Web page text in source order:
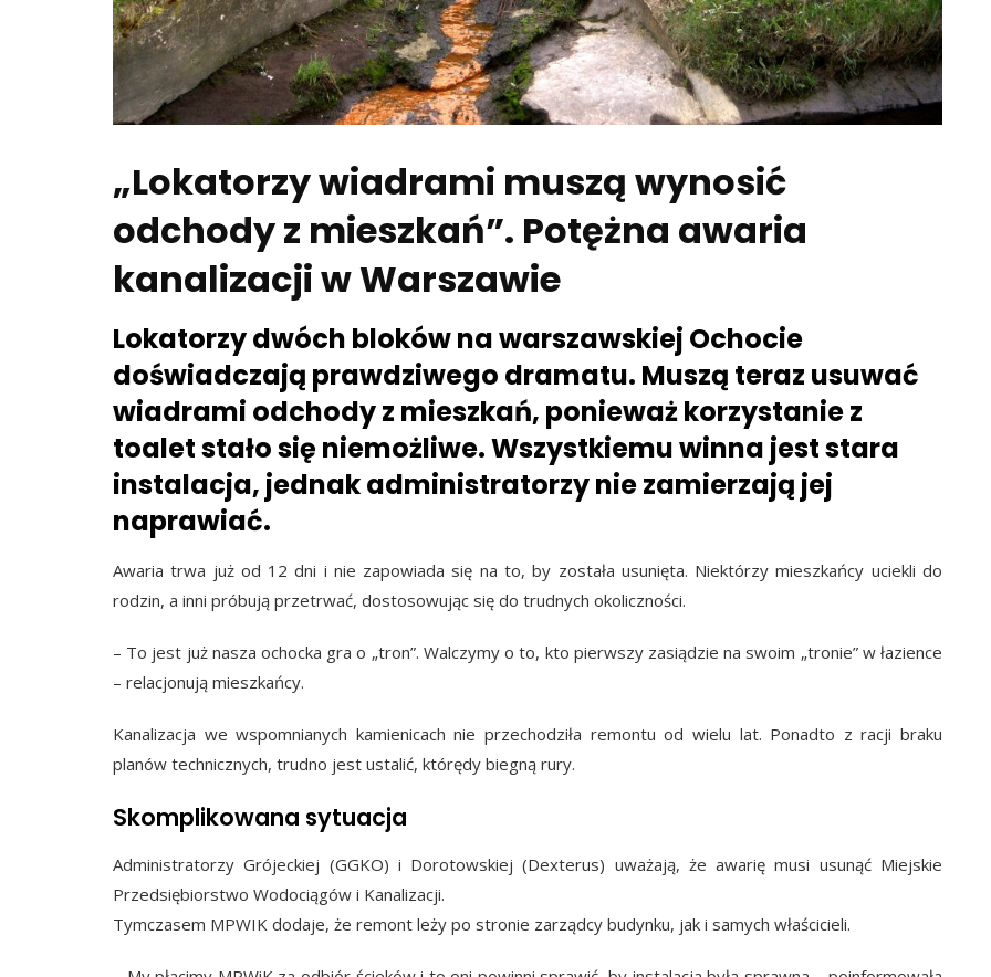
„Lokatorzy wiadrami muszą wynosić
odchody z mieszkań”. Potężna awaria
kanalizacji w Warszawie
Lokatorzy dwóch bloków na warszawskiej Ochocie
doświadczają prawdziwego dramatu. Muszą teraz usuwać
wiadrami odchody z mieszkań, ponieważ korzystanie z
toalet stało się niemożliwe. Wszystkiemu winna jest stara
instalacja, jednak administratorzy nie zamierzają jej
naprawiać.
Awaria trwa już od 12 dni i nie zapowiada się na to, by została usunięta. Niektórzy mieszkańcy uciekli do
rodzin, a inni próbują przetrwać, dostosowując się do trudnych okoliczności.
– To jest już nasza ochocka gra o „tron”. Walczymy o to, kto pierwszy zasiądzie na swoim „tronie” w łazience
– relacjonują mieszkańcy.
Kanalizacja we wspomnianych kamienicach nie przechodziła remontu od wielu lat. Ponadto z racji braku
planów technicznych, trudno jest ustalić, którędy biegną rury.
Skomplikowana sytuacja
Administratorzy Grójeckiej (GGKO) i Dorotowskiej (Dexterus) uważają, że awarię musi usunąć Miejskie
Przedsiębiorstwo Wodociągów i Kanalizacji.
Tymczasem MPWIK dodaje, że remont leży po stronie zarządcy budynku, jak i samych właścicieli.